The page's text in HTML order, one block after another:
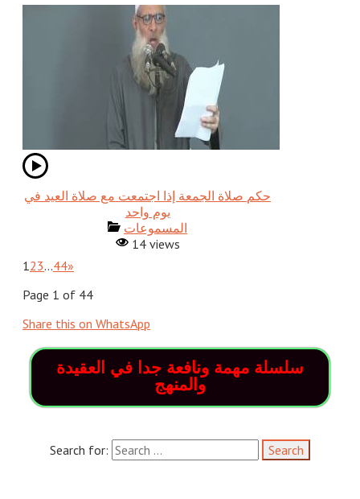
حكم صلاة الجمعة إذا اجتمعت مع صلاة العيد في
يوم واحد
المسموعات
14 views
123…44»
Page 1 of 44
Share this on WhatsApp
سلسلة مهمة ونافعة جدا في العقيدة
والمنهج
Search for: